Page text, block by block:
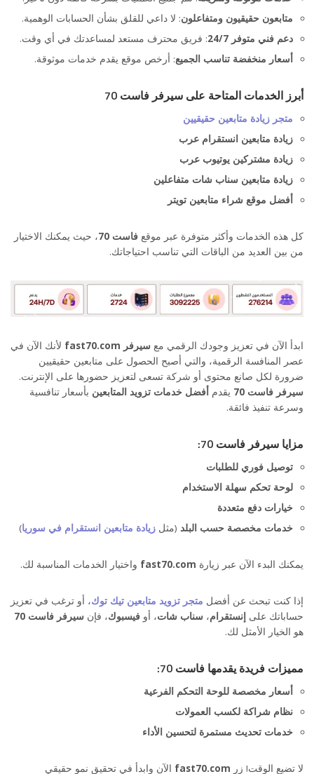
سيرفر فاست 70 - أرخص وأسرع منصة لزيادة المتابعين
متابعون حقيقيون ومتفاعلون: لا داعي للقلق بشأن الحسابات الوهمية.
دعم فني متوفر 24/7
: فريق محترف مستعد لمساعدتك في أي وقت.
أسعار منخفضة تناسب الجميع: أرخص موقع يقدم خدمات موثوقة.
أبرز الخدمات المتاحة على سيرفر فاست 70
متجر زيادة متابعين حقيقيين
زيادة متابعين انستقرام عرب
زيادة مشتركين يوتيوب عرب
زيادة متابعين سناب شات متفاعلين
أفضل موقع شراء متابعين تويتر
كل هذه الخدمات وأكثر متوفرة عبر موقع فاست 70
، حيث يمكنك الاختيار
من بين العديد من الباقات التي تناسب احتياجاتك.
ابدأ الآن في تعزيز وجودك الرقمي مع سيرفر fast70.com
لأنك الآن في
عصر المنافسة الرقمية، والتي أصبح الحصول على متابعين حقيقيين
ضرورة لكل صانع محتوى أو شركة تسعى لتعزيز حضورها على الإنترنت.
سيرفر فاست 70
يقدم أفضل خدمات تزويد المتابعين بأسعار تنافسية
وسرعة تنفيذ فائقة.
مزايا سيرفر فاست 70:
توصيل فوري للطلبات
لوحة تحكم سهلة الاستخدام
خيارات دفع متعددة
خدمات مخصصة حسب البلد (مثل زيادة متابعين انستقرام في سوريا)
يمكنك البدء الآن عبر زيارة fast70.com واختيار الخدمات المناسبة لك.
إذا كنت تبحث عن أفضل متجر تزويد متابعين تيك توك، أو ترغب في تعزيز
حساباتك على إنستقرام، سناب شات، أو فيسبوك، فإن سيرفر فاست 70
هو الخيار الأمثل لك.
مميزات فريدة يقدمها فاست 70:
أسعار مخصصة للوحة التحكم الفرعية
نظام شراكة لكسب العمولات
خدمات تحديث مستمرة لتحسين الأداء
لا تضيع الوقت! زر fast70.com الآن وابدأ في تحقيق نمو حقيقي